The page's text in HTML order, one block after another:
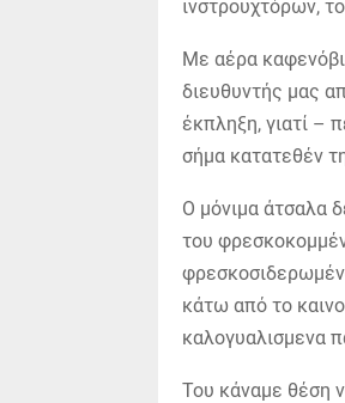
ινστρουχτόρων,
Με αέρα
διευθυντής μας
έκπληξη, γιατί –
σήμα κατατεθέν
Ο μόνιμα άτσαλα
του
κάτω από το
καλογυαλισμενα
Του κάναμε θέση